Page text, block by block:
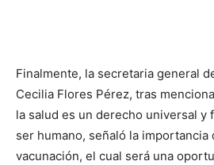
Finalmente, la secretaria general
Cecilia Flores Pérez, tras
la salud es un derecho universal y
ser humano, señaló la importancia
vacunación, el cual será una